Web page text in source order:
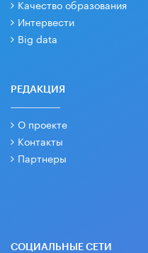
Качество образования
Интервести
Big data
РЕДАКЦИЯ
О проекте
Контакты
Партнеры
СОЦИАЛЬНЫЕ СЕТИ